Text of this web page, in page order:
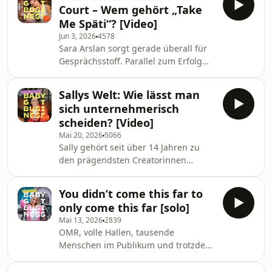
aus einer Personal Brand ein
internationales Unternehmen
aufgebaut. Im Gespräch mit Anni
geht es um ihr China-Geschäft, die
Zukunft der Creator Economy und den
Wandel von der Influencerin zur
Unternehmerin. Außerdem erzählen
Pamela und Ali
Court – Wem gehört „Take
Me Späti“? [Video]
Jun 3, 20264578
Sara Arslan sorgt gerade überall für
Gesprächsstoff. Parallel zum Erfolg
ehemaligen Management. Es geht um
Geld, Ownership, Credits und die
Frage, wem ein Creator-Format
wirklich gehört. Mit „Take Me Späti“
hat sie ein Interviewformat
geschaffen, das stark von
Internetkultur und unangenehmer
Direktheit lebt. Die Clips gehen
millionenf
Sallys Welt: Wie lässt man
sich unternehmerisch
scheiden? [Video]
Mai 20, 2026 5066
Sally gehört seit über 14 Jahren zu
den prägendsten Creatorinnen
alles angefangen, mittlerweile hat sie
ein ganzes Imperium rund um „Sallys
Welt“ aufgebaut und damit eine
Marke, die weit über YouTube
hinausgeht. Nach außen wirkte bei
Sally jahrelang alles perfekt. Hinter
You didn’t come this far to
only come this far [solo]
Mai 13, 20262839
OMR, volle Hallen, tausende
Menschen im Publikum und trotzdem